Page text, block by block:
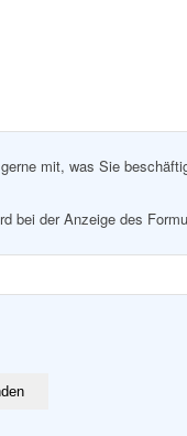
mit, was Sie
bei der Anzeige des